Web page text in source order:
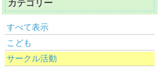
カテゴリー
すべて表示
こども
サークル活動